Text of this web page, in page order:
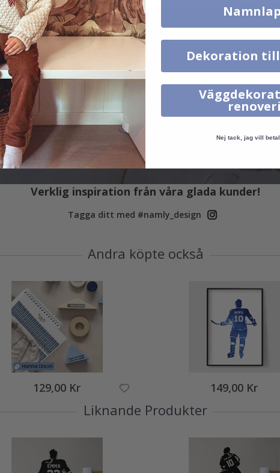
Verklig inspiration från våra glada kunder!
Tagga ditt med #namly_design
Andra köpte också
129,00 Kr 149,00 Kr
Liknande Produkter
Dekoration
Nej tack, jag vill